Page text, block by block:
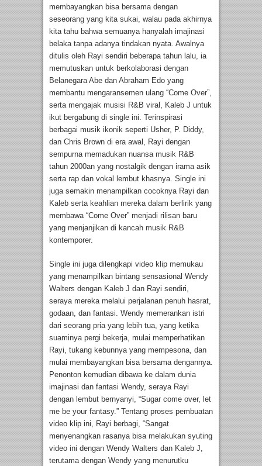
membayangkan bisa bersama dengan
seseorang yang kita sukai, walau pada akhirnya
kita tahu bahwa semuanya hanyalah imajinasi
belaka tanpa adanya tindakan nyata. Awalnya
ditulis oleh Rayi sendiri beberapa tahun lalu, ia
memutuskan untuk berkolaborasi dengan
Belanegara Abe dan Abraham Edo yang
membantu mengaransemen ulang “Come Over”,
serta mengajak musisi R&B viral, Kaleb J untuk
ikut bergabung di single ini. Terinspirasi
berbagai musik ikonik seperti Usher, P. Diddy,
dan Chris Brown di era awal, Rayi dengan
sempurna memadukan nuansa musik R&B
tahun 2000an yang nostalgik dengan irama asik
serta rap dan vokal lembut khasnya. Single ini
juga semakin menampilkan cocoknya Rayi dan
Kaleb serta keahlian mereka dalam berlirik yang
membawa “Come Over” menjadi rilisan baru
yang menjanjikan di kancah musik R&B
kontemporer.
Single ini juga dilengkapi video klip memukau
yang menampilkan bintang sensasional Wendy
Walters dengan Kaleb J dan Rayi sendiri,
seraya mereka melalui perjalanan penuh hasrat,
godaan, dan fantasi. Wendy memerankan istri
dari seorang pria yang lebih tua, yang ketika
suaminya pergi bekerja, mulai memperhatikan
Rayi, tukang kebunnya yang mempesona, dan
mulai membayangkan bisa bersama dengannya.
Penonton kemudian dibawa ke dalam dunia
imajinasi dan fantasi Wendy, seraya Rayi
dengan lembut bernyanyi, “Sugar come over, let
me be your fantasy.” Tentang proses pembuatan
video klip ini, Rayi berbagi, “Sangat
menyenangkan rasanya bisa melakukan syuting
video ini dengan Wendy Walters dan Kaleb J,
terutama dengan Wendy yang menurutku